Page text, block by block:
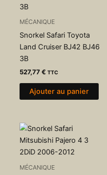
MÉCANIQUE
Snorkel Safari Toyota
Land Cruiser BJ42 BJ46
3B
527,77€ TTC
Ajouter au panier
MÉCANIQUE